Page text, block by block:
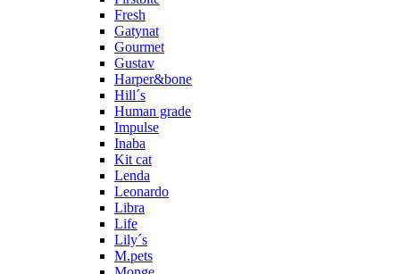
Fresh
Gatynat
Gourmet
Gustav
Harper&bone
Hill´s
Human grade
Impulse
Inaba
Kit cat
Lenda
Leonardo
Libra
Life
Lily´s
M.pets